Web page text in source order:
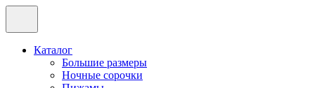
Каталог
Большие размеры
Ночные сорочки